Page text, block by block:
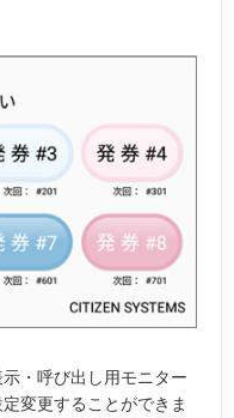
・呼び出し用モニター
変更することができま